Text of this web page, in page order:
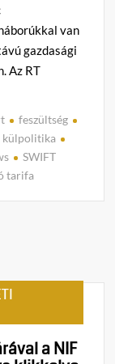
van
gazdasági
Az RT
feszültség
külpolitika
SWIFT
tarifa
a NIF